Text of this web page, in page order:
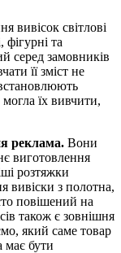
вивісок світлові
та
серед замовників
її зміст не
їх вивчити,
реклама. Вони
виготовлення
розтяжки
вивіски з полотна,
повішений на
також є зовнішня
який саме товар
має бути